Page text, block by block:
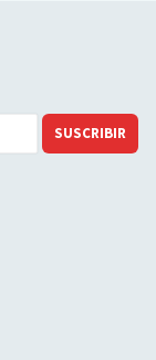
SUSCRIBIR